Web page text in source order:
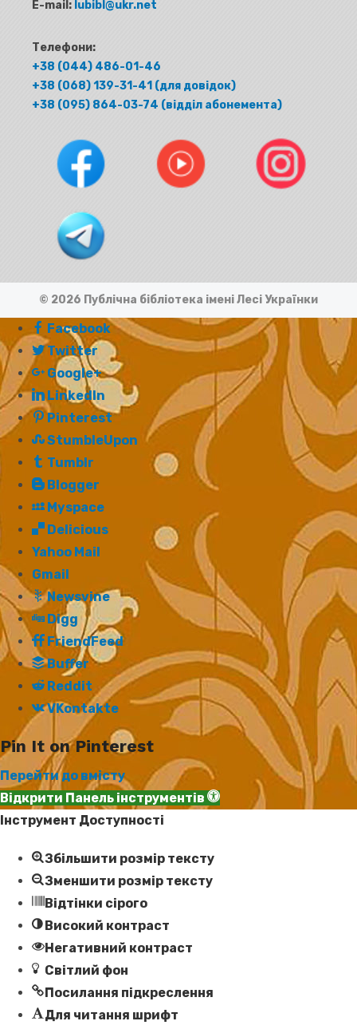
E-mail: lubibl@ukr.net
Телефони:
+38 (044) 486-01-46
+38 (068) 139-31-41 (для довідок)
+38 (095) 864-03-74 (відділ абонемента)
© 2026 Публічна бібліотека імені Лесі Українки
Facebook
Twitter
Google+
LinkedIn
Pinterest
StumbleUpon
Tumblr
Blogger
Myspace
Delicious
Yahoo Mail
Gmail
Newsvine
Digg
FriendFeed
Buffer
Reddit
VKontakte
Pin It on Pinterest
Перейти до вмісту
Відкрити Панель інструментів
Інструмент Доступності
Збільшити розмір тексту
Зменшити розмір тексту
Відтінки сірого
Високий контраст
Негативний контраст
Світлий фон
Посилання підкреслення
Для читання шрифт